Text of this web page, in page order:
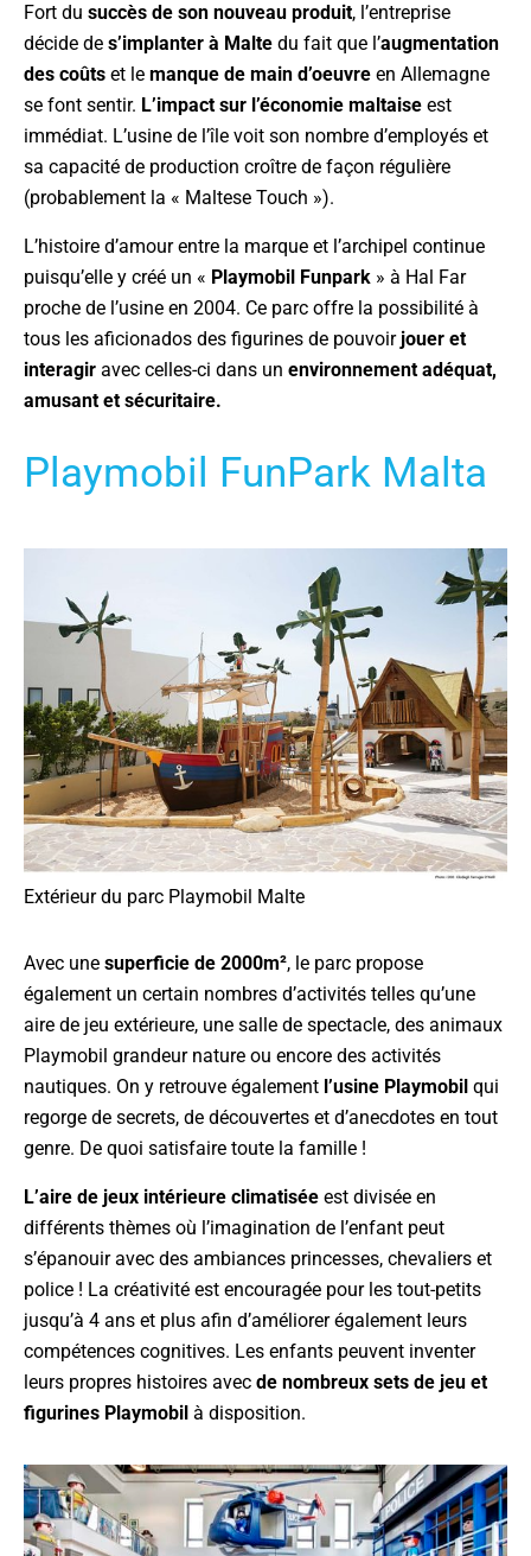
Fort du succès de son nouveau produit, l’entreprise
décide de s’implanter à Malte du fait que l’augmentation
des coûts et le manque de main d’oeuvre en Allemagne
se font sentir. L’impact sur l’économie maltaise est
immédiat. L’usine de l’île voit son nombre d’employés et
sa capacité de production croître de façon régulière
(probablement la « Maltese Touch »).
L’histoire d’amour entre la marque et l’archipel continue
puisqu’elle y créé un « Playmobil Funpark » à Hal Far
proche de l’usine en 2004. Ce parc offre la possibilité à
tous les aficionados des figurines de pouvoir jouer et
interagir avec celles-ci dans un environnement adéquat,
amusant et sécuritaire.
Playmobil FunPark Malta
Extérieur du parc Playmobil Malte
Avec une superficie de 2000m², le parc propose
également un certain nombres d’activités telles qu’une
aire de jeu extérieure, une salle de spectacle, des animaux
Playmobil grandeur nature ou encore des activités
nautiques. On y retrouve également l’usine Playmobil qui
regorge de secrets, de découvertes et d’anecdotes en tout
genre. De quoi satisfaire toute la famille !
L’aire de jeux intérieure climatisée est divisée en
différents thèmes où l’imagination de l’enfant peut
s’épanouir avec des ambiances princesses, chevaliers et
police ! La créativité est encouragée pour les tout-petits
jusqu’à 4 ans et plus afin d’améliorer également leurs
compétences cognitives. Les enfants peuvent inventer
leurs propres histoires avec de nombreux sets de jeu et
figurines Playmobil à disposition.